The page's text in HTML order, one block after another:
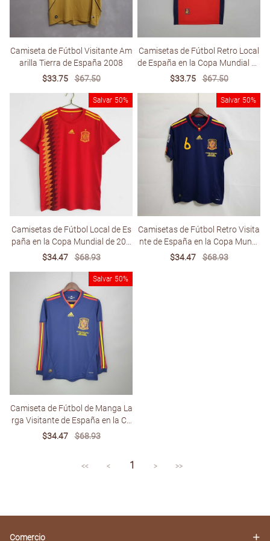
Camiseta de Fútbol Visitante Am
arilla Tierra de España 2008
Sale
$33.75
Regular
$67.50
Camisetas de Fútbol Retro Local
de España en la Copa Mundial de
1998
Sale
$33.75
Regular
$67.50
Salvar 50%
Camisetas de Fútbol Local de Es
paña en la Copa Mundial de 201
Sale
$34.47
Regular
$68.93
Salvar 50%
Camisetas de Fútbol Retro Visita
nte de España en la Copa Mundi
al de 2010
Sale
$34.47
Regular
$68.93
Salvar 50%
Camiseta de Fútbol de Manga La
rga Visitante de España en la Co
pa Mundial de 2010
Sale
$34.47
Regular
$68.93
<< < 1 > >>
Comercio